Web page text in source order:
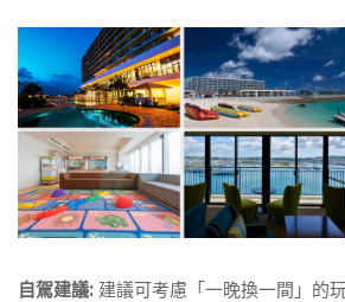
自駕建議: 建議可考慮「一晚換一間」的